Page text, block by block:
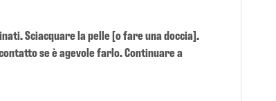
Sciacquare la pelle [o fare una doccia].
contatto se è agevole farlo. Continuare a